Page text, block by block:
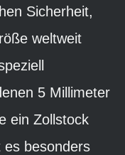
Sicherheit,
weltweit
5 Millimeter
ein Zollstock
es besonders